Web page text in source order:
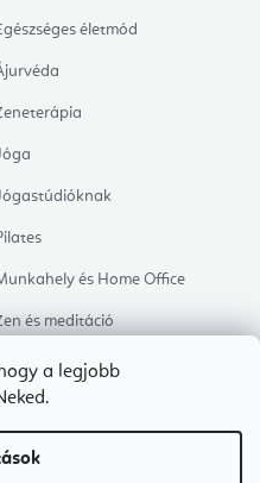
a legjobb
életmód
és Home Office
és meditáció
alvás
Kedvenceink